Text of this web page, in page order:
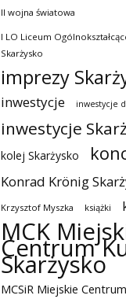
II wojna światowa
I LO Liceum
Skarżysko
imprezy
inwestycje inwestycje
inwestycje
kolej Skarżysko
Konrad Krönig
Krzysztof Myszka książki
MCK
Centrum
Skarżysko
MCSiR Miejskie